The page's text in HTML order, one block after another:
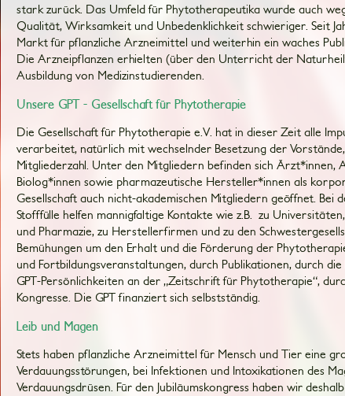
stark zurück. Das Umfeld für Phytotherapeutika wurde auch
Qualität, Wirksamkeit und Unbedenklichkeit schwieriger. Seit
Markt für pflanzliche Arzneimittel und weiterhin ein waches
Die Arzneipflanzen erhielten (über den Unterricht der
Ausbildung von Medizinstudierenden.
Unsere GPT - Gesellschaft für Phytotherapie
Die Gesellschaft für Phytotherapie e.V. hat in dieser Zeit alle
verarbeitet, natürlich mit wechselnder Besetzung der
Mitgliederzahl. Unter den Mitgliedern befinden sich Ärzt*innen,
Biolog*innen sowie pharmazeutische Hersteller*innen als
Gesellschaft auch nicht-akademischen Mitgliedern geöffnet. Bei
Stofffülle helfen mannigfaltige Kontakte wie z.B. zu
und Pharmazie, zu Herstellerfirmen und zu den
Bemühungen um den Erhalt und die Förderung der
und Fortbildungsveranstaltungen, durch Publikationen, durch
GPT-Persönlichkeiten an der „Zeitschrift für Phytotherapie“,
Kongresse. Die GPT finanziert sich selbstständig.
Leib und Magen
Stets haben pflanzliche Arzneimittel für Mensch und Tier eine
Verdauungsstörungen, bei Infektionen und Intoxikationen des
Verdauungsdrüsen. Für den Jubiläumskongress haben wir